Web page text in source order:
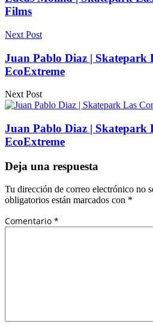
Films
Next Post
Juan Pablo Diaz | Skatepark
EcoExtreme
Next Post
Juan Pablo Diaz | Skatepark
EcoExtreme
Deja una respuesta
Tu dirección de correo electrónico no
obligatorios están marcados con *
Comentario *